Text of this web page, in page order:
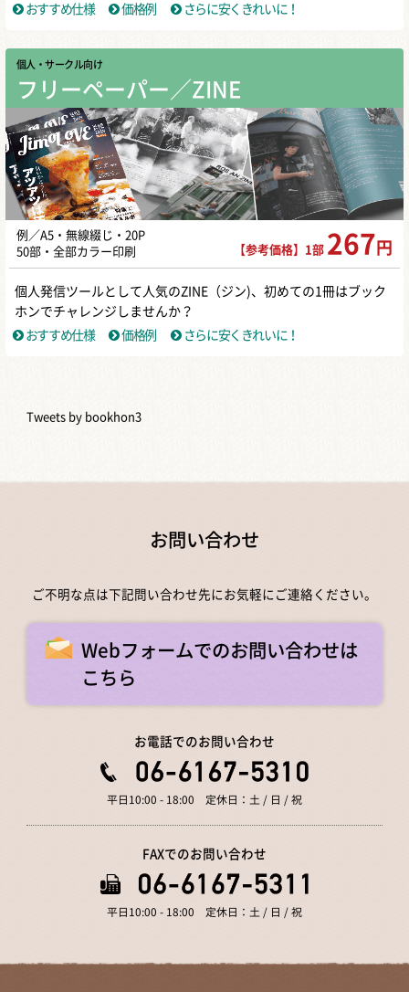
おすすめ仕様
価格例 さらに安くきれいに！
個人・サークル向け
フリーペーパー／ZINE
例／A5・無線綴じ・20P
50部・全部カラー印刷
【参考価格】1部 267 円
個人発信ツールとして人気のZINE（ジン)、初めての1冊はブック
ホンでチャレンジしませんか？
おすすめ仕様
価格例 さらに安くきれいに！
Tweets by bookhon3
お問い合わせ
ご不明な点は下記問い合わせ先にお気軽にご連絡ください。
Webフォームでのお問い合わせは
こちら
お電話でのお問い合わせ
平日10:00 - 18:00 定休日：土 / 日 / 祝
FAXでのお問い合わせ
平日10:00 - 18:00 定休日：土 / 日 / 祝